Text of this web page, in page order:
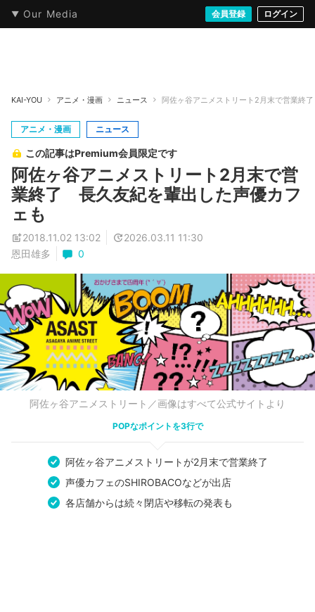
Our Media 会員登録 ログイン
本・文芸 情報化社会 音楽・映像 ゲームストリート
KAI-YOU アニメ・漫画 ニュース 阿佐ヶ谷アニメストリート2月末で営業終
アニメ・漫画 ニュース
この記事はPremium会員限定です
阿佐ヶ谷アニメストリート2月末で営
業終了 長久友紀を輩出した声優カフ
ェも
2018.11.02 13:02
2026.03.11 11:30
恩田雄多
0
阿佐ヶ谷アニメストリート／画像はすべて公式サイトより
POPなポイントを3行で
阿佐ヶ谷アニメストリートが2月末で営業終了
声優カフェのSHIROBACOなどが出店
各店舗からは続々閉店や移転の発表も